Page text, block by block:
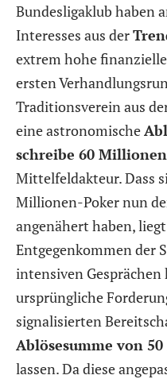
Bundesligaklub haben
Interesses aus der
extrem hohe
ersten
Traditionsverein aus
eine astronomische
schreibe 60
Mittelfeldakteur. Dass
Millionen-Poker nun
angenähert haben,
Entgegenkommen der
intensiven
ursprüngliche
signalisierten
Ablösesumme von
lassen. Da diese